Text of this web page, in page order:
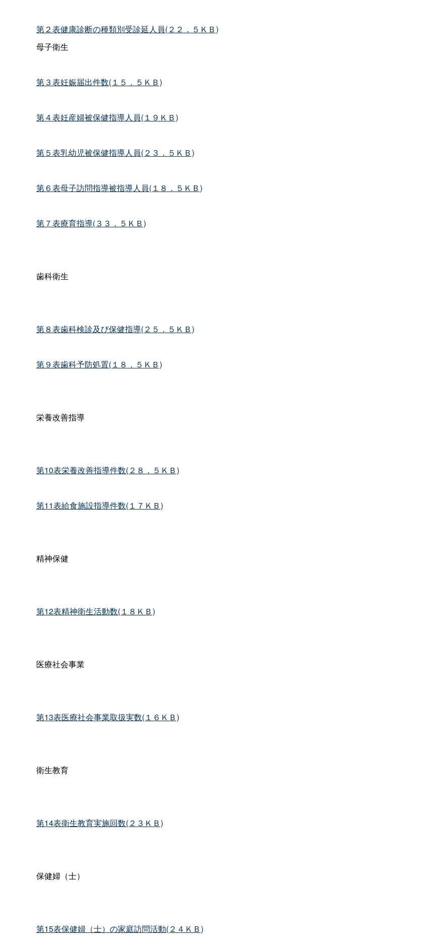
第２表健康診断の種類別受診延人員(２２．５ＫＢ)
母子衛生
第３表妊娠届出件数(１５．５ＫＢ)
第４表妊産婦被保健指導人員(１９ＫＢ)
第５表乳幼児被保健指導人員(２３．５ＫＢ)
第６表母子訪問指導被指導人員(１８．５ＫＢ)
第７表療育指導(３３．５ＫＢ)
歯科衛生
第８表歯科検診及び保健指導(２５．５ＫＢ)
第９表歯科予防処置(１８．５ＫＢ)
栄養改善指導
第10表栄養改善指導件数(２８．５ＫＢ)
第11表給食施設指導件数(１７ＫＢ)
精神保健
第12表精神衛生活動数(１８ＫＢ)
医療社会事業
第13表医療社会事業取扱実数(１６ＫＢ)
衛生教育
第14表衛生教育実施回数(２３ＫＢ)
保健婦（士）
第15表保健婦（士）の家庭訪問活動(２４ＫＢ)